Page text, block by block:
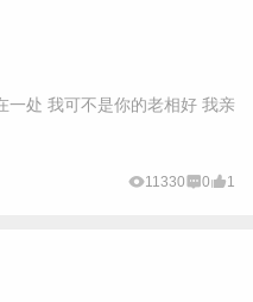
一处 我可不是你的老相好 我亲
11330 0 1